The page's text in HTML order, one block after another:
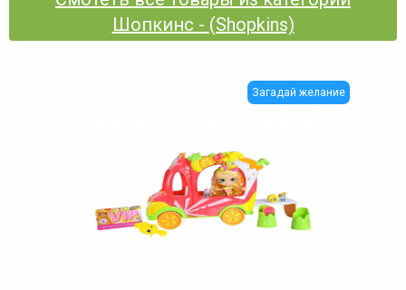
Шопкинс - (Shopkins)
Загадай желание